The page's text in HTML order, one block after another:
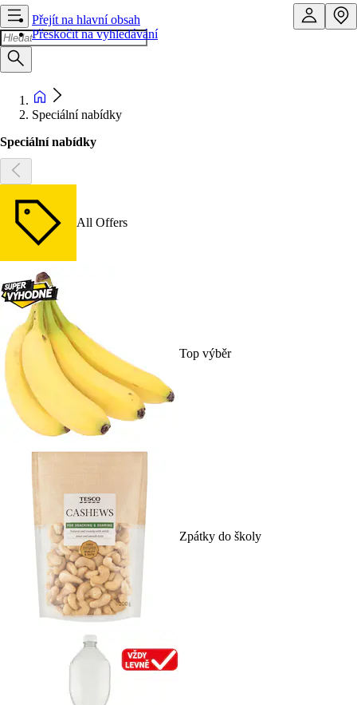
Přejít na hlavní obsah
Přeskočit na vyhledávání
Speciální nabídky
Speciální nabídky
All Offers
Top výběr
Zpátky do školy